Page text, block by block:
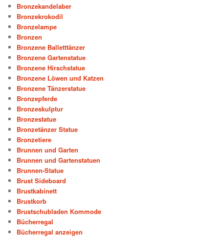
Bronzekandelaber
Bronzekrokodil
Bronzelampe
Bronzen
Bronzene Balletttänzer
Bronzene Gartenstatue
Bronzene Hirschstatue
Bronzene Löwen und Katzen
Bronzene Tänzerstatue
Bronzepferde
Bronzeskulptur
Bronzestatue
Bronzetänzer Statue
Bronzetiere
Brunnen und Garten
Brunnen und Gartenstatuen
Brunnen-Statue
Brust Sideboard
Brustkabinett
Brustkorb
Brustschubladen Kommode
Bücherregal
Bücherregal anzeigen